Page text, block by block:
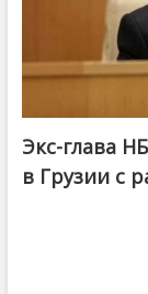
Экс-глава
в Грузии с